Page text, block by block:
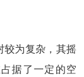
较为复杂，其摇
据了一定的空